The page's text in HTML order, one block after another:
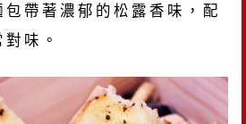
帶著濃郁的松露香味，配
味。